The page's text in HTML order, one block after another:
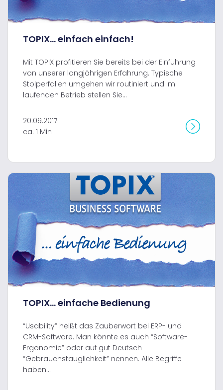
TOPIX... einfach einfach!
Mit TOPIX profitieren Sie bereits bei der Einführung
von unserer langjährigen Erfahrung. Typische
Stolperfallen umgehen wir routiniert und im
laufenden Betrieb stellen Sie...
20.09.2017
ca. 1 Min
TOPIX... einfache Bedienung
“Usability” heißt das Zauberwort bei ERP- und
CRM-Software. Man könnte es auch “Software-
Ergonomie” oder auf gut Deutsch
“Gebrauchstauglichkeit” nennen. Alle Begriffe
haben...